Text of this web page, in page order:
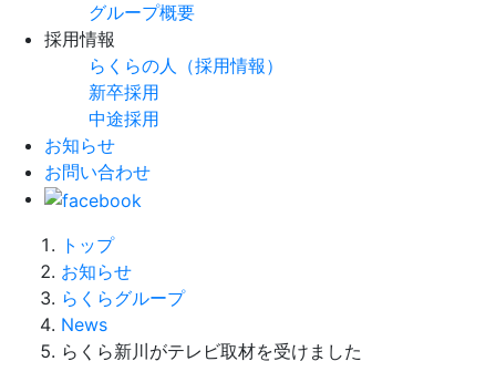
グループ概要
採用情報
らくらの人（採用情報）
新卒採用
中途採用
お知らせ
お問い合わせ
トップ
お知らせ
らくらグループ
News
らくら新川がテレビ取材を受けました